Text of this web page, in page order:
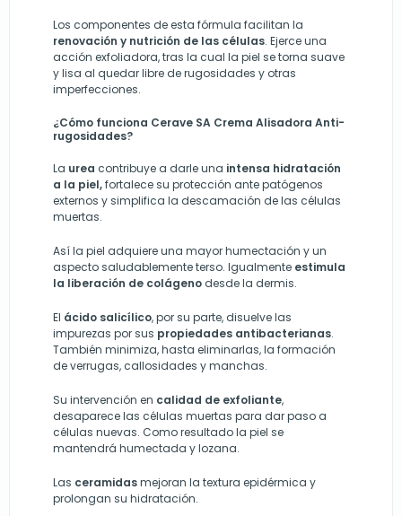
Los componentes de esta fórmula facilitan la
renovación y nutrición de las células. Ejerce una
acción exfoliadora, tras la cual la piel se torna suave
y lisa al quedar libre derugosidades y otras
imperfecciones.
¿Cómo funciona Cerave SA Crema Alisadora Anti-
rugosidades?
La urea contribuye a darle una intensa hidratación
a la piel,fortalece su protección ante patógenos
externos y simplifica la descamación de las células
muertas.
Así la piel adquiere una mayor humectación y un
aspecto saludablemente terso. Igualmente estimula
la liberación de colágeno desde la dermis.
El ácido salicílico, por su parte, disuelve las
impurezas por sus propiedades antibacterianas.
También minimiza, hasta eliminarlas, la formación
de verrugas, callosidades y manchas.
Su intervención en calidad de exfoliante,
desaparece las células muertas para dar paso a
células nuevas. Como resultado la piel se
mantendrá humectada y lozana.
Las ceramidasmejoran la textura epidérmica y
prolongan su hidratación.